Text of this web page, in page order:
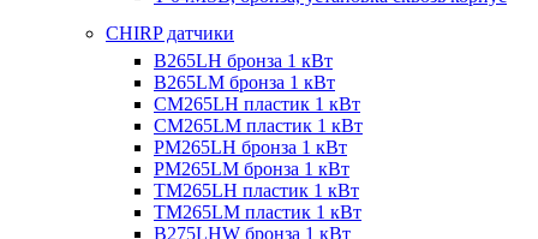
CHIRP датчики
B265LH бронза 1 кВт
B265LM бронза 1 кВт
CM265LH пластик 1 кВт
CM265LM пластик 1 кВт
PM265LH бронза 1 кВт
PM265LM бронза 1 кВт
TM265LH пластик 1 кВт
TM265LM пластик 1 кВт
B275LHW бронза 1 кВт